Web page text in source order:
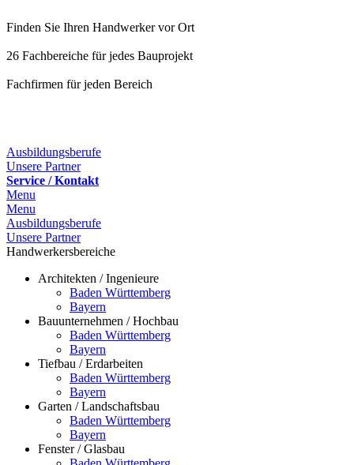
Finden Sie Ihren Handwerker vor Ort
26 Fachbereiche für jedes Bauprojekt
Fachfirmen für jeden Bereich
Ausbildungsberufe
Unsere Partner
Service / Kontakt
Menu
Menu
Ausbildungsberufe
Unsere Partner
Handwerkersbereiche
Architekten / Ingenieure
Baden Württemberg
Bayern
Bauunternehmen / Hochbau
Baden Württemberg
Bayern
Tiefbau / Erdarbeiten
Baden Württemberg
Bayern
Garten / Landschaftsbau
Baden Württemberg
Bayern
Fenster / Glasbau